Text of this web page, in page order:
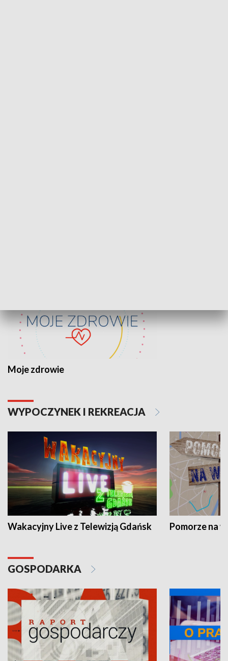
Moje zdrowie
WYPOCZYNEK I REKREACJA
Wakacyjny Live z Telewizją Gdańsk Pomorze na
GOSPODARKA